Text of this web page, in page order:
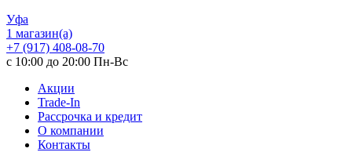
Уфа
1 магазин(а)
+7 (917) 408-08-70
с 10:00 до 20:00 Пн-Вс
Акции
Trade-In
Рассрочка и кредит
О компании
Контакты